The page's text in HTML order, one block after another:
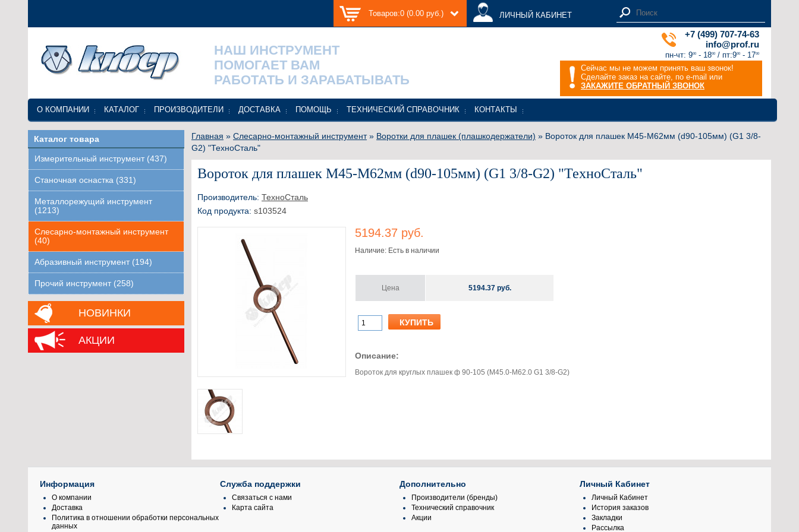
Товаров:0 (0.00 руб.) ЛИЧНЫЙ КАБИНЕТ
НАШ ИНСТРУМЕНТ
ПОМОГАЕТ ВАМ
РАБОТАТЬ И ЗАРАБАТЫВАТЬ
+7 (499) 707-74-63
info@prof.ru
пн-чт: 900 - 1800 / пт:900 - 1700
Сейчас мы не можем принять ваш звонок!
Сделайте заказ на сайте, по e-mail или
ЗАКАЖИТЕ ОБРАТНЫЙ ЗВОНОК
О КОМПАНИИ КАТАЛОГ ПРОИЗВОДИТЕЛИ ДОСТАВКА ПОМОЩЬ ТЕХНИЧЕСКИЙ СПРАВОЧНИК КОНТАКТЫ
Каталог товара
Измерительный инструмент (437)
Станочная оснастка (331)
Металлорежущий инструмент
(1213)
Слесарно-монтажный инструмент
(40)
Абразивный инструмент (194)
Прочий инструмент (258)
НОВИНКИ
АКЦИИ
Главная » Слесарно-монтажный инструмент» Воротки для плашек (плашкодержатели) » Вороток для плашек М45-М62мм (d90-105мм) (G1 3/8-
G2) "ТехноСталь"
Вороток для плашек М45-М62мм (d90-105мм) (G1 3/8-G2) "ТехноСталь"
Производитель: ТехноСталь
Код продукта: s103524
5194.37 руб.
Наличие: Есть в наличии
Цена 5194.37 руб.
Описание:
Вороток для круглых плашек ф 90-105 (М45.0-М62.0 G1 3/8-G2)
Информация
О компании
Доставка
Политика в отношении обработки персональных
данных
Служба поддержки
Связаться с нами
Карта сайта
Дополнительно
Производители (бренды)
Технический справочник
Акции
Личный Кабинет
Личный Кабинет
История заказов
Закладки
Рассылка